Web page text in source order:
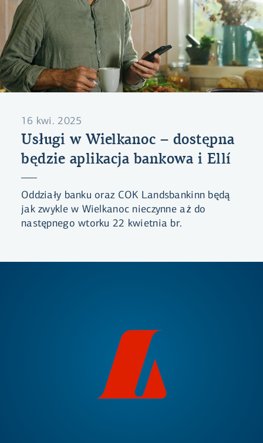
16 kwi. 2025
Usługi w Wielkanoc – dostępna
będzie aplikacja bankowa i Ellí
Oddziały banku oraz COK Landsbankinn będą
jak zwykle w Wielkanoc nieczynne aż do
następnego wtorku 22 kwietnia br.